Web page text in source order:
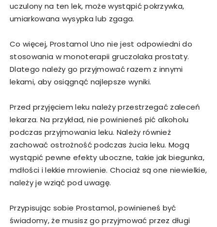
uczulony na ten lek, może wystąpić pokrzywka,
umiarkowana wysypka lub zgaga.
Co więcej, Prostamol Uno nie jest odpowiedni do
stosowania w monoterapii gruczolaka prostaty.
Dlatego należy go przyjmować razem z innymi
lekami, aby osiągnąć najlepsze wyniki.
Przed przyjęciem leku należy przestrzegać zaleceń
lekarza. Na przykład, nie powinieneś pić alkoholu
podczas przyjmowania leku. Należy również
zachować ostrożność podczas żucia leku. Mogą
wystąpić pewne efekty uboczne, takie jak biegunka,
mdłości i lekkie mrowienie. Chociaż są one niewielkie,
należy je wziąć pod uwagę.
Przypisując sobie Prostamol, powinieneś być
świadomy, że musisz go przyjmować przez długi